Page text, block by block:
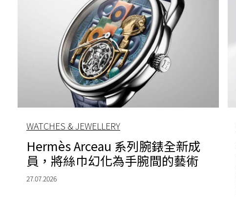
WATCHES & JEWELLERY
Hermès Arceau 系列腕錶全新成
員，將絲巾幻化為手腕間的藝術
27.07.2026